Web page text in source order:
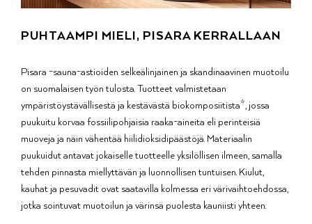
PUHTAAMPI MIELI, PISARA KERRALLAAN
Pisara -sauna-astioiden selkeälinjainen ja skandinaavinen muotoilu
on suomalaisen työn tulosta. Tuotteet valmistetaan
ympäristöystävällisestä ja kestävästä biokomposiitista*, jossa
puukuitu korvaa fossiilipohjaisia raaka-aineita eli perinteisiä
muoveja ja näin vähentää hiilidioksidipäästöjä. Materiaalin
puukuidut antavat jokaiselle tuotteelle yksilöllisen ilmeen, samalla
tehden pinnasta miellyttävän ja luonnollisen tuntuisen. Kiulut,
kauhat ja pesuvadit ovat saatavilla kolmessa eri värivaihtoehdossa,
jotka sointuvat muotoilun ja värinsä puolesta kauniisti yhteen.